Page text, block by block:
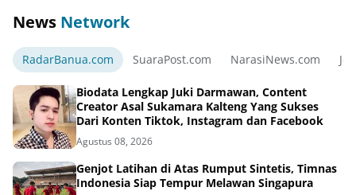
News Network
RadarBanua.com SuaraPost.com NarasiNews.com
Biodata Lengkap Juki Darmawan, Content
Creator Asal Sukamara Kalteng Yang Sukses
Dari Konten Tiktok, Instagram dan Facebook
Agustus 08, 2026
Genjot Latihan di Atas Rumput Sintetis, Timnas
Indonesia Siap Tempur Melawan Singapura